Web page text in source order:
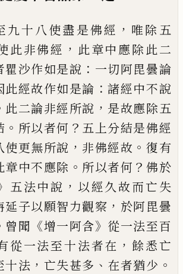
九十八使盡是佛經 ， 唯除五
此非佛經 ， 此章中應除此二
瞿沙作如是說 ： 一切阿毘曇論
此經故作如是論 ：諸經中不說
此二論非經所說 ， 是故應除五
。 所以者何 ？ 五上分結是佛經
使更無所說 ， 非佛經故 。復有
章中不應除 。 所以者何 ？佛於
五法中說 ， 以經久故而亡失
延子以願智力觀察 ， 於阿毘曇
曾聞 《增一阿含》 從一法至百
從一法至十法者在 ， 餘悉亡
十法 ， 亡失甚多 、 在者猶少 。